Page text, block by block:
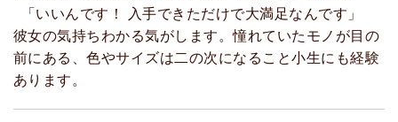
「いいんです！ 入手できただけで大満足なんです」
彼女の気持ちわかる気がします。憧れていたモノが目の
前にある、色やサイズは二の次になること小生にも経験
あります。